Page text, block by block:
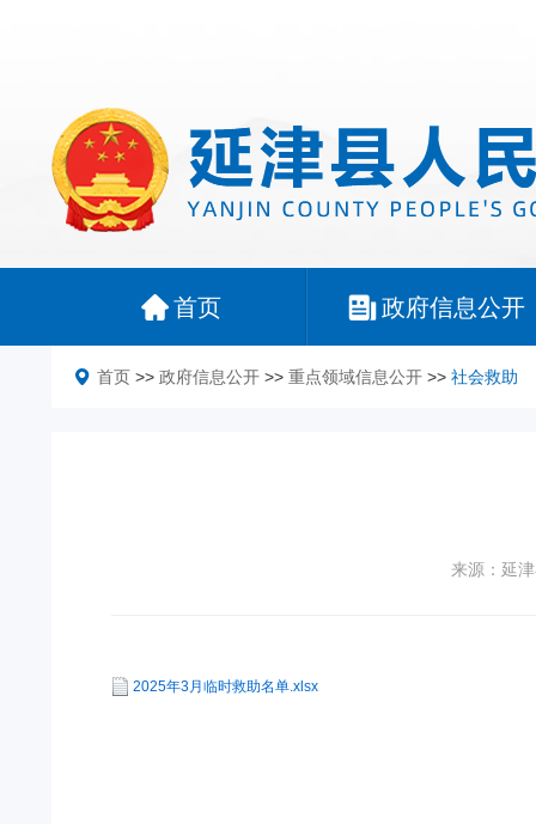
首页 政府信息公开
首页 >> 政府信息公开 >> 重点领域信息公开 >> 社会救助
来源：延
2025年3月临时救助名单.xlsx